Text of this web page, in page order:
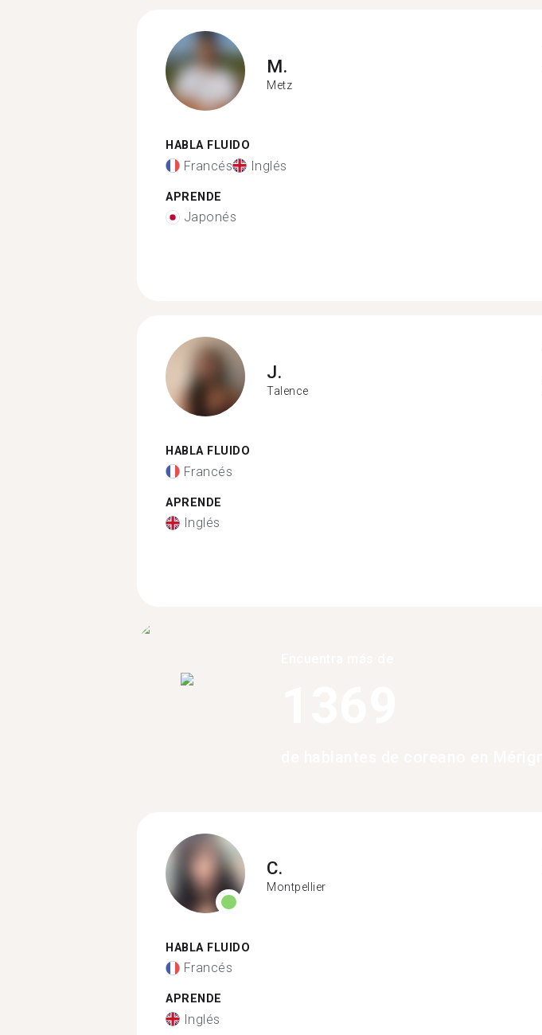
M.
Metz
HABLA FLUIDO
Francés Inglés
APRENDE
Japonés
J.
Talence
HABLA FLUIDO
Francés
APRENDE
Inglés
C.
Montpellier
HABLA FLUIDO
Francés
APRENDE
Inglés